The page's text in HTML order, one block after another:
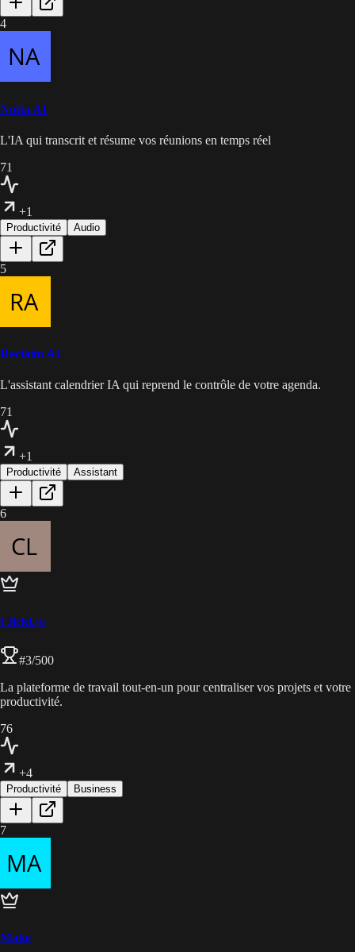
4
Notta AI
L'IA qui transcrit et résume vos réunions en temps réel
71
+1
Productivité Audio
5
Reclaim AI
L'assistant calendrier IA qui reprend le contrôle de votre agenda.
71
+1
Productivité Assistant
6
ClickUp
#3/500
La plateforme de travail tout-en-un pour centraliser vos projets et votre
productivité.
76
+4
Productivité Business
7
Make